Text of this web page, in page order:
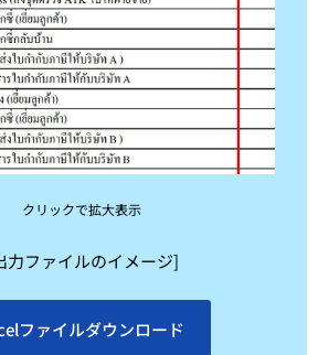
クリックで拡大表示
力ファイルのイメージ]
ファイルダウンロード